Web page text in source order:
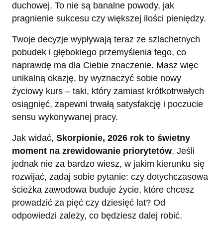
duchowej. To nie są banalne powody, jak
pragnienie sukcesu czy większej ilości pieniędzy.
Twoje decyzje wypływają teraz ze szlachetnych
pobudek i głębokiego przemyślenia tego, co
naprawdę ma dla Ciebie znaczenie. Masz więc
unikalną okazję, by wyznaczyć sobie nowy
życiowy kurs – taki, który zamiast krótkotrwałych
osiągnięć, zapewni trwałą satysfakcję i poczucie
sensu wykonywanej pracy.
Jak widać, Skorpionie, 2026 rok to świetny
moment na zrewidowanie priorytetów. Jeśli
jednak nie za bardzo wiesz, w jakim kierunku się
rozwijać, zadaj sobie pytanie: czy dotychczasowa
ścieżka zawodowa buduje życie, które chcesz
prowadzić za pięć czy dziesięć lat? Od
odpowiedzi zależy, co będziesz dalej robić.